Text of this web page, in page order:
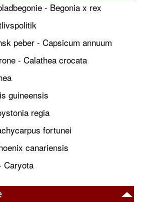
- Begonia x rex
peber - Capsicum annuum
- Calathea crocata
guineensis
regia
fortunei
canariensis
Caryota